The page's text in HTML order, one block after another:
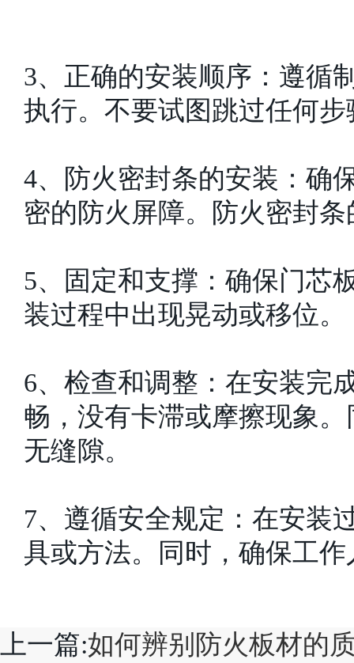
3、正确的安装顺序：遵循
执行。不要试图跳过任何
4、防火密封条的安装：确
密的防火屏障。防火密封
5、固定和支撑：确保门芯
装过程中出现晃动或移位。
6、检查和调整：在安装完
畅，没有卡滞或摩擦现象
无缝隙。
7、遵循安全规定：在安装
具或方法。同时，确保工
上一篇:如何辨别防火板材的